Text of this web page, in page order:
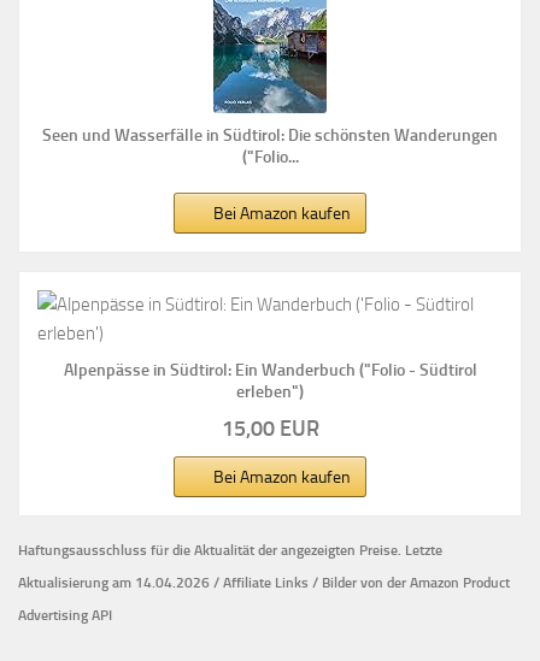
Seen und Wasserfälle in Südtirol: Die schönsten Wanderungen
("Folio...
Bei Amazon kaufen
Alpenpässe in Südtirol: Ein Wanderbuch ("Folio - Südtirol
erleben")
15,00 EUR
Bei Amazon kaufen
Haftungsausschluss für die Aktualität der angezeigten Preise. Letzte
Aktualisierung am 14.04.2026 / Affiliate Links / Bilder von der Amazon Product
Advertising API